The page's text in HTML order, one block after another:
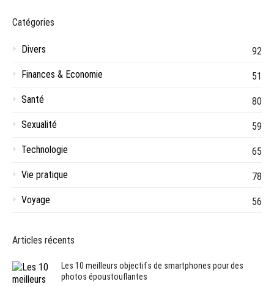
Catégories
Divers
92
Finances & Economie
51
Santé
80
Sexualité
59
Technologie
65
Vie pratique
78
Voyage
56
Articles récents
Les 10 meilleurs objectifs de smartphones pour des
photos époustouflantes